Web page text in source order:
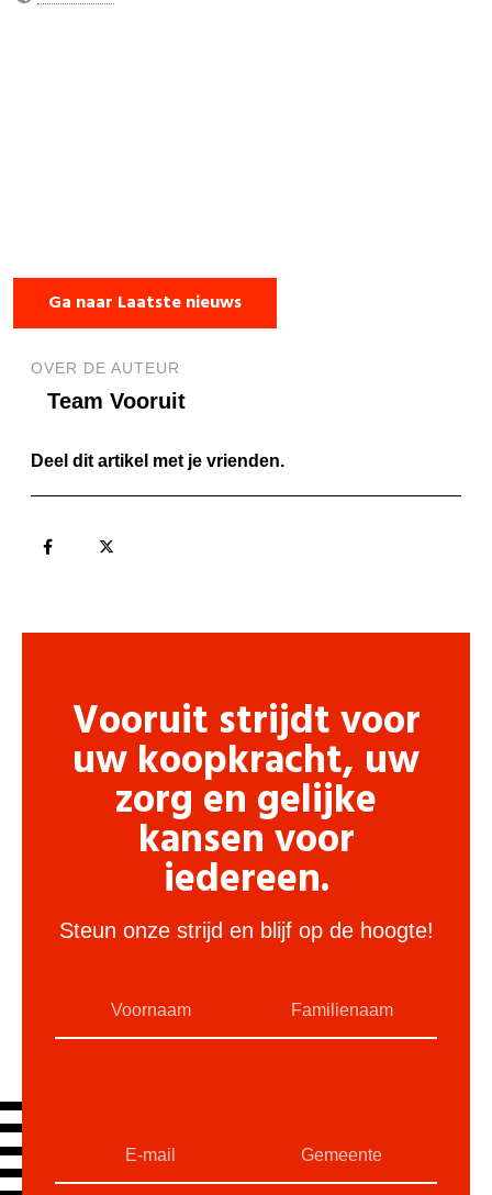
Ga naar Laatste nieuws
OVER DE AUTEUR
Team Vooruit
Deel dit artikel met je vrienden.
Vooruit strijdt voor
uw koopkracht, uw
zorg en gelijke
kansen voor
iedereen.
Steun onze strijd en blijf op de hoogte!